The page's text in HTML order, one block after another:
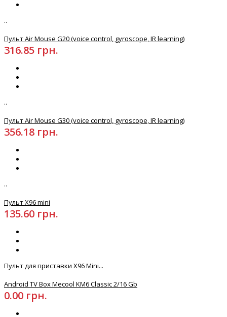
..
Пульт Air Mouse G20 (voice control, gyroscope, IR learning)
316.85 грн.
..
Пульт Air Mouse G30 (voice control, gyroscope, IR learning)
356.18 грн.
..
Пульт X96 mini
135.60 грн.
Пульт для приставки X96 Mini...
Android TV Box Mecool KM6 Classic 2/16 Gb
0.00 грн.